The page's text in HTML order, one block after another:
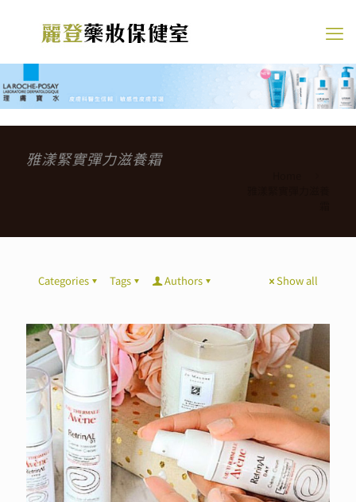
雅漾緊實彈力滋養霜
Categories Tags Authors Show all